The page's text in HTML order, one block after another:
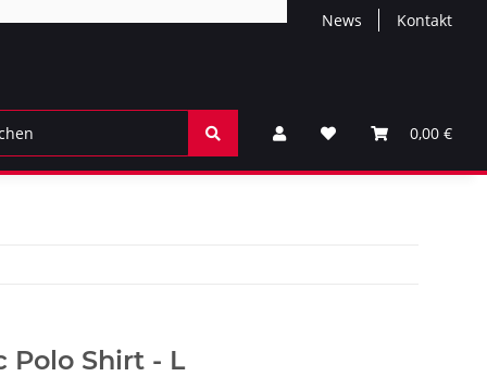
News Kontakt
0,00 €
Polo Shirt - L